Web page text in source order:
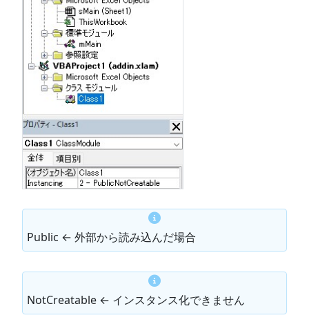
Public ← 外部から読み込んだ場合
NotCreatable ← インスタンス化できません